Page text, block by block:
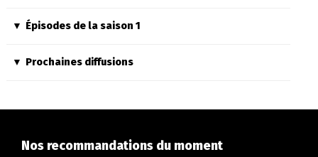
Épisodes de la saison 1
Prochaines diffusions
Nos recommandations du moment